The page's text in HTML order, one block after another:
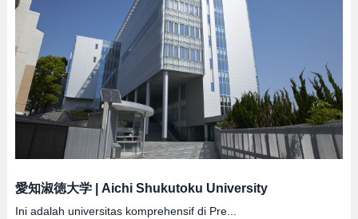
愛知淑徳大学| Aichi Shukutoku University
Ini adalah universitas komprehensif di Pre...